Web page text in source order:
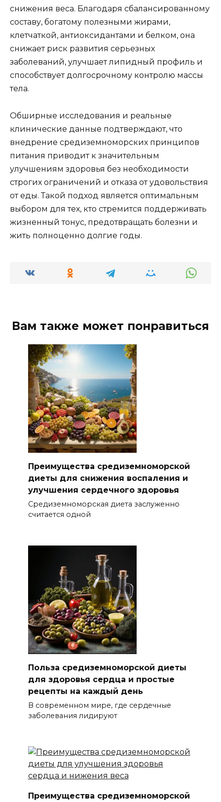
снижения веса. Благодаря сбалансированному
составу, богатому полезными жирами,
клетчаткой, антиоксидантами и белком, она
снижает риск развития серьезных
заболеваний, улучшает липидный профиль и
способствует долгосрочному контролю массы
тела.
Обширные исследования и реальные
клинические данные подтверждают, что
внедрение средиземноморских принципов
питания приводит к значительным
улучшениям здоровья без необходимости
строгих ограничений и отказа от удовольствия
от еды. Такой подход является оптимальным
выбором для тех, кто стремится поддерживать
жизненный тонус, предотвращать болезни и
жить полноценно долгие годы.
Вам также может понравиться
Преимущества средиземноморской
диеты для снижения воспаления и
улучшения сердечного здоровья
Средиземноморская диета заслуженно
считается одной
Польза средиземноморской диеты
для здоровья сердца и простые
рецепты на каждый день
В современном мире, где сердечные
заболевания лидируют
Преимущества средиземноморской